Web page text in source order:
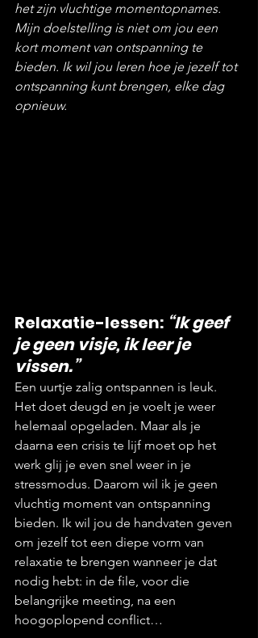
het zijn vluchtige momentopnames.
Mijn doelstelling is niet om jou een
kort moment van ontspanning te
bieden. Ik wil jou leren hoe je jezelf tot
ontspanning kunt brengen, elke dag
opnieuw.
Relaxatie-lessen: “Ik geef
je geen visje, ik leer je
vissen.”
Een uurtje zalig ontspannen is leuk.
Het doet deugd en je voelt je weer
helemaal opgeladen. Maar als je
daarna een crisis te lijf moet op het
werk glij je even snel weer in je
stressmodus. Daarom wil ik je geen
vluchtig moment van ontspanning
bieden. Ik wil jou de handvaten geven
om jezelf tot een diepe vorm van
relaxatie te brengen wanneer je dat
nodig hebt: in de file, voor die
belangrijke meeting, na een
hoogoplopend conflict…